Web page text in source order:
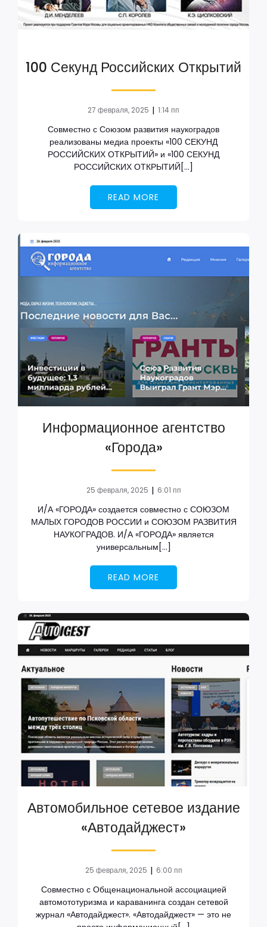
100 Секунд Российских Открытий
27 февраля, 2025 | 1:14 пп
Совместно с Союзом развития наукоградов
реализованы медиа проекты «100 СЕКУНД
РОССИЙСКИХ ОТКРЫТИЙ» и «100 СЕКУНД
РОССИЙСКИХ ОТКРЫТИЙ[…]
READ MORE
Информационное агентство
«Города»
25 февраля, 2025 | 6:01 пп
И/А «ГОРОДА» создается совместно с СОЮЗОМ
МАЛЫХ ГОРОДОВ РОССИИ и СОЮЗОМ РАЗВИТИЯ
НАУКОГРАДОВ. И/А «ГОРОДА» является
универсальным[…]
READ MORE
Автомобильное сетевое издание
«Автодайджест»
25 февраля, 2025 | 6:00 пп
Совместно с Общенациональной ассоциацией
автомототуризма и караванинга создан сетевой
журнал «Автодайджест». «Автодайджест» — это не